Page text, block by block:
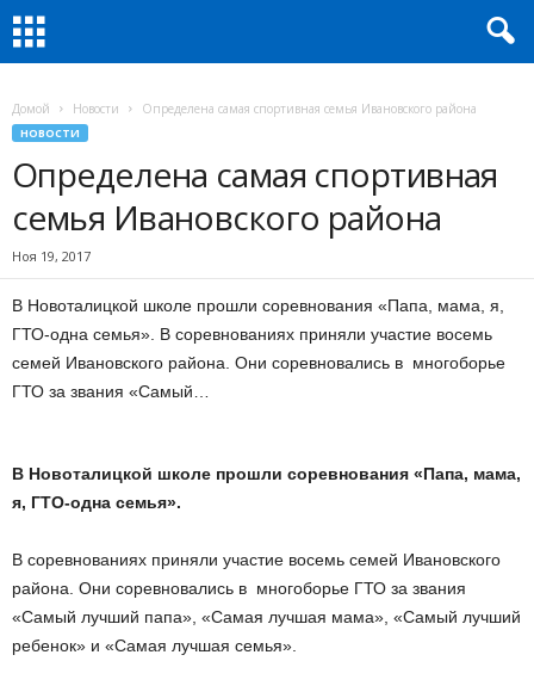
Домой Новости Определена самая спортивная семья Ивановского района
НОВОСТИ
Определена самая спортивная
семья Ивановского района
Ноя 19, 2017
В Новоталицкой школе прошли соревнования «Папа, мама, я,
ГТО-одна семья». В соревнованиях приняли участие восемь
семей Ивановского района. Они соревновались в многоборье
ГТО за звания «Самый…
В Новоталицкой школе прошли соревнования «Папа, мама,
я, ГТО-одна семья».
В соревнованиях приняли участие восемь семей Ивановского
района. Они соревновались в многоборье ГТО за звания
«Самый лучший папа», «Самая лучшая мама», «Самый лучший
ребенок» и «Самая лучшая семья».